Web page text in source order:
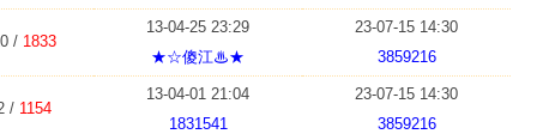
/ 1833
13-04-25 23:29
★☆傻江♨★
23-07-15 14:30
3859216
/ 1154
13-04-01 21:04
1831541
23-07-15 14:30
3859216